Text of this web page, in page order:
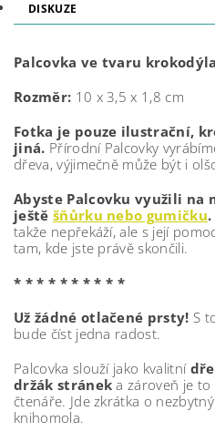
DISKUZE
Palcovka ve tvaru
Rozměr: 10 x 3,5 x 1,8 cm
Fotka je pouze ilustrační,
jiná. Přírodní Palcovky
dřeva, výjimečně může být i
Abyste Palcovku využili na
ještě šňůrku nebo gumičku.
takže nepřekáží, ale s její
tam, kde jste právě skončili.
* * * * * * * * * *
Už žádné otlačené prsty! S
bude číst jedna radost.
Palcovka slouží jako kvalitní
držák stránek a zároveň je
čtenáře. Jde zkrátka o
knihomola.